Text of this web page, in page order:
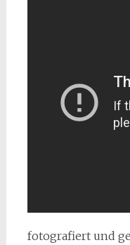
fotografiert und